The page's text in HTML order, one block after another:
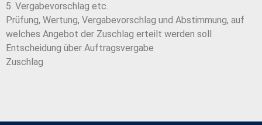
5. Vergabevorschlag etc.
Prüfung, Wertung, Vergabevorschlag und Abstimmung, auf
welches Angebot der Zuschlag erteilt werden soll
Entscheidung über Auftragsvergabe
Zuschlag